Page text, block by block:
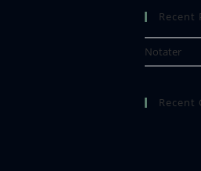
Recent
Notater
Recent